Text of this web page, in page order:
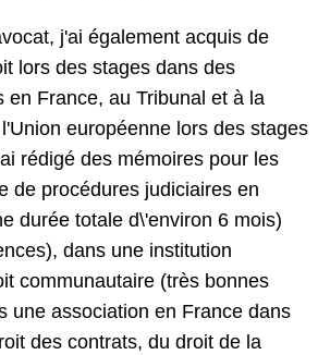
j'ai également acquis de
lors des stages dans des
en France, au Tribunal et à la
européenne lors des stages
rédigé des mémoires pour les
de procédures judiciaires en
durée totale d\'environ 6 mois)
dans une institution
communautaire (très bonnes
une association en France dans
des contrats, du droit de la